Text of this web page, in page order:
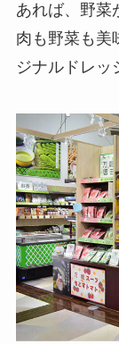
あれば、野菜
肉も野菜も美
ジナルドレッ